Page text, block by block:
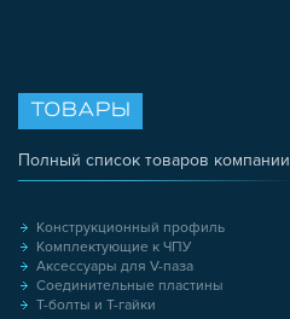
ТОВАРЫ
Полный список товаров компании
Конструкционный профиль
Комплектующие к ЧПУ
Аксессуары для V-паза
Соединительные пластины
Т-болты и Т-гайки